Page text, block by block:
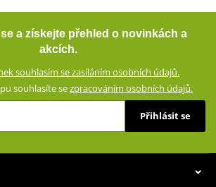
(100% polyester)
polyester)
nastavitelné chrániče kolen certifikované
žlutá 3XL
a získejte přehled o novinkách a
akcích.
souhlasím se zasíláním osobních údajů.
souhlasíte sezpracováním osobních údajů.
Přihlásit se